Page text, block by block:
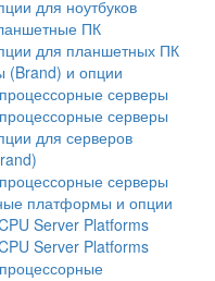
для ноутбуков
ПК
для планшетных ПК
(Brand) и опции
серверы
серверы
для серверов
серверы
платформы и опции
Server Platforms
Server Platforms